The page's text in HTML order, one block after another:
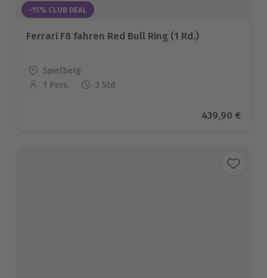
-15% CLUB DEAL
Ferrari F8 fahren Red Bull Ring (1 Rd.)
Standort
Spielberg
Anzahl der Teilnehmer
1 Pers. 3 Std
Aktueller
439,90 €